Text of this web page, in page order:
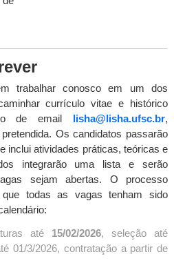
trabalhar conosco em um dos
currículo vitae e histórico
de email lisha@lisha.ufsc.br,
Os candidatos passarão
inclui atividades práticas, teóricas e
integrarão uma lista e serão
sejam abertas. O processo
todas as vagas tenham sido
até 15/02/2026, seleção até
01/3/2026, contratação a partir de